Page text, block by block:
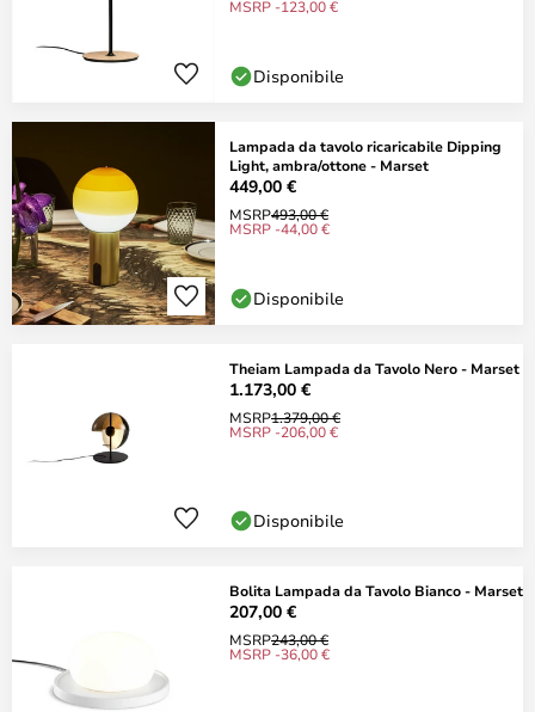
MSRP -123,00 €
Disponibile
Lampada da tavolo ricaricabile Dipping
Light, ambra/ottone - Marset
449,00 €
MSRP493,00 €
MSRP -44,00 €
Disponibile
Theiam Lampada da Tavolo Nero - Marset
1.173,00 €
MSRP1.379,00 €
MSRP -206,00 €
Disponibile
Bolita Lampada da Tavolo Bianco - Marset
207,00 €
MSRP243,00 €
MSRP -36,00 €